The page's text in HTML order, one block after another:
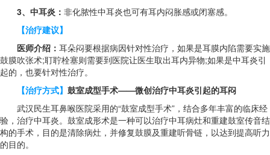
3、中耳炎： 非化脓性中耳炎也可有耳内闷胀感或闭塞感。
【治疗建议】
医师介绍： 耳朵闷要根据病因针对性治疗，如果是耳膜内陷需要实施
鼓膜吹张术;耵聍栓塞则需要到医院让医生取出耳内异物;如果是中耳炎引
起的，也要针对性治疗。
【治疗方式】 鼓室成型手术——微创治疗中耳炎引起的耳闷
武汉民生耳鼻喉医院采用的“鼓室成型手术”，结合多年丰富的临床经
验，治疗中耳炎。鼓室成形术是一种可以治疗中耳病灶和重建鼓室传音结
构的手术，目的是清除病灶，并修复鼓膜及重建听骨链，以达到提高听力
的目的。